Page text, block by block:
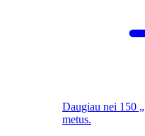
Daugiau nei 150
metus.